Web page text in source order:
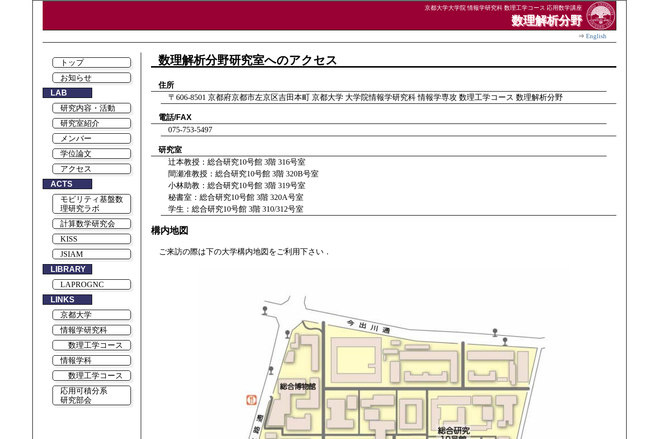
京都大学大学院 情報学研究科 数理工学コース 応用数学講座
数理解析分野
⇒ English
トップ
お知らせ
LAB
研究内容・活動
研究室紹介
メンバー
学位論文
アクセス
ACTS
モビリティ基盤数
理研究ラボ
計算数学研究会
KISS
JSIAM
LIBRARY
LAPROGNC
LINKS
京都大学
情報学研究科
数理工学コース
情報学科
数理工学コース
応用可積分系
研究部会
数理解析分野研究室へのアクセス
住所
〒606-8501 京都府京都市左京区吉田本町 京都大学 大学院情報学研究科 情報学専攻 数理工学コース 数理解析分野
電話/FAX
075-753-5497
研究室
辻本教授：総合研究10号館 3階 316号室
間瀬准教授：総合研究10号館 3階 320B号室
小林助教：総合研究10号館 3階 319号室
秘書室：総合研究10号館 3階 320A号室
学生：総合研究10号館 3階 310/312号室
構内地図
ご来訪の際は下の大学構内地図をご利用下さい．